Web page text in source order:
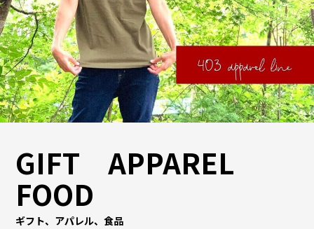
GIFT APPAREL
FOOD
ギフト、アパレル、食品